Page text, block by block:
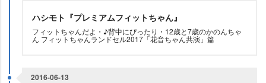
ハシモト『プレミアムフィットちゃん』
フィットちゃんだよ・♪背中にぴったり・12歳と7歳のかのんちゃ
ん フィットちゃんランドセル2017「花音ちゃん共演」篇
2016-06-13